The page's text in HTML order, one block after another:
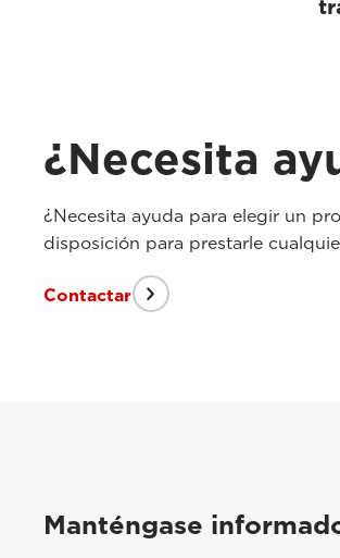
¿Necesita
¿Necesita ayuda para elegir un
disposición para prestarle
Contactar
Manténgase